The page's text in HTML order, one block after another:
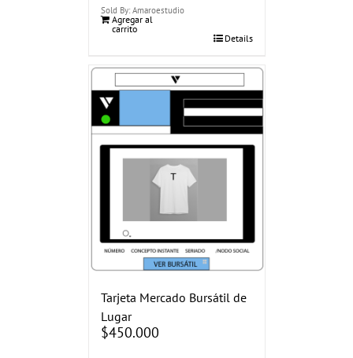
Sold By: Amaroestudio
Agregar al
carrito
Details
Tarjeta Mercado Bursátil de
Lugar
$450.000